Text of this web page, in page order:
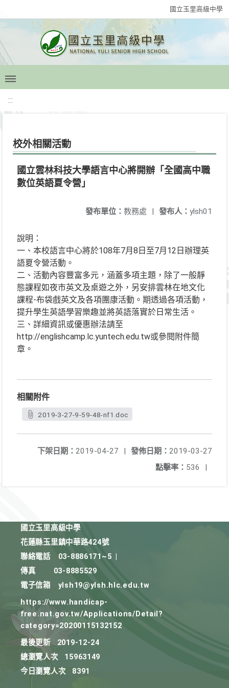
國立玉里高級中學
:::
校外相關活動
國立雲林科技大學語言中心將開辦「全國高中職
數位英語夏令營」
發布人： ylsh01
發布單位： 教務處 |
說明：
一、本校語言中心將於108年7月8日至7月12日辦理英
語夏令營活動。
二、活動內容豐富多元，涵蓋多項主題，除了一般靜
態課程如夜市英文及桌遊之外，另安排雲林在地文化
課程-布袋戲英文及各項團康活動。期透過各項活動，
提升學生英語學習樂趣並將英語落實於日常生活。
三、詳細資訊或優惠辦法請至
http://englishcamp.lc.yuntech.edu.tw或參閱附件簡
章。
相關附件
2019-3-27-9-59-48-nf1.doc
發佈日期： 2019-03-27
下架日期： 2019-04-27
|
點擊率： 536 |
國立玉里高級中學
花蓮縣玉里鎮中華路424號
聯絡電話
03-8886171~5
傳真
03-8885529
電子信箱
ylsh19@ylsh.hlc.edu.tw
https://www.handicap-
free.nat.gov.tw/Applications/Detail?
category=20200115132152
最後更新
2019-12-24
總瀏覽人次
15963149
今日瀏覽人次
8391